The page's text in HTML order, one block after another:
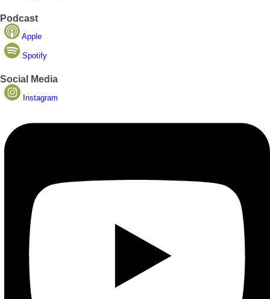
Podcast
Apple
Spotify
Social Media
Instagram